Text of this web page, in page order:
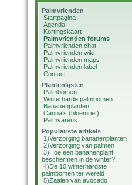
Palmvrienden
Startpagina
Agenda
Kortingskaart
Palmvrienden forums
Palmvrienden chat
Palmvrienden wiki
Palmvrienden maps
Palmvrienden label
Contact
Plantenlijsten
Palmbomen
Winterharde palmbomen
Bananenplanten
Canna's (bloemriet)
Palmvarens
Populairste artikels
1)Verzorging bananenplanten
2)Verzorging van palmen
3)Hoe een bananenplant
beschermen in de winter?
4)De 10 winterhardste
palmbomen ter wereld
5)Zaaien van avocado